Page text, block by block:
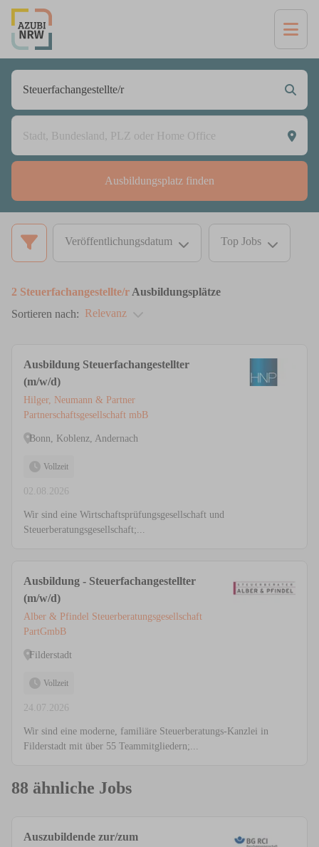
Ausbildungsplatz finden
Veröffentlichungsdatum Top Jobs
2 Steuerfachangestellte/r Ausbildungsplätze
Sortieren nach: Relevanz
Ausbildung Steuerfachangestellter
(m/w/d)
Hilger, Neumann & Partner
Partnerschaftsgesellschaft mbB
Bonn, Koblenz, Andernach
Vollzeit
02.08.2026
Wir sind eine Wirtschaftsprüfungsgesellschaft und
Steuerberatungsgesellschaft;...
Ausbildung - Steuerfachangestellter
(m/w/d)
Alber & Pfindel Steuerberatungsgesellschaft
PartGmbB
Filderstadt
Vollzeit
24.07.2026
Wir sind eine moderne, familiäre Steuerberatungs-Kanzlei in
Filderstadt mit über 55 Teammitgliedern;...
88 ähnliche Jobs
Auszubildende zur/zum